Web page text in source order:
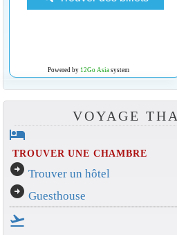
Powered by 12Go Asiasystem
VOYAGE
hotel
TROUVER UNE CHAMBRE
arrow_circle_right Trouver un hôtel
arrow_circle_right Guesthouse
flight_takeoff